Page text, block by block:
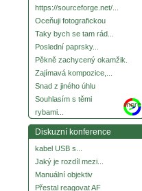
https://sourceforge.net/...
Oceňuji fotografickou
Taky bych se tam rád...
Poslední paprsky...
Pěkně zachycený okamžik.
Zajímavá kompozice,...
Snad z jiného úhlu
Souhlasím s těmi
rybami...
more
Diskuzní konference
kabel USB s...
Jaký je rozdíl mezi...
Manuální objektiv
Přestal reagovat AF